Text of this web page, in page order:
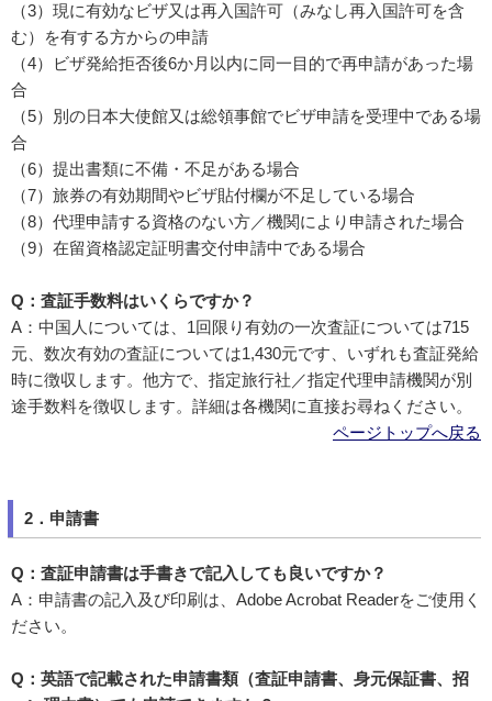
（3）現に有効なビザ又は再入国許可（みなし再入国許可を含
む）を有する方からの申請
（4）ビザ発給拒否後6か月以内に同一目的で再申請があった場
合
（5）別の日本大使館又は総領事館でビザ申請を受理中である場
合
（6）提出書類に不備・不足がある場合
（7）旅券の有効期間やビザ貼付欄が不足している場合
（8）代理申請する資格のない方／機関により申請された場合
（9）在留資格認定証明書交付申請中である場合
Q：査証手数料はいくらですか？
A：中国人については、1回限り有効の一次査証については715
元、数次有効の査証については1,430元です、いずれも査証発給
時に徴収します。他方で、指定旅行社／指定代理申請機関が別
途手数料を徴収します。詳細は各機関に直接お尋ねください。
ページトップへ戻る
2．申請書
Q：査証申請書は手書きで記入しても良いですか？
A：申請書の記入及び印刷は、Adobe Acrobat Readerをご使用く
ださい。
Q：英語で記載された申請書類（査証申請書、身元保証書、招